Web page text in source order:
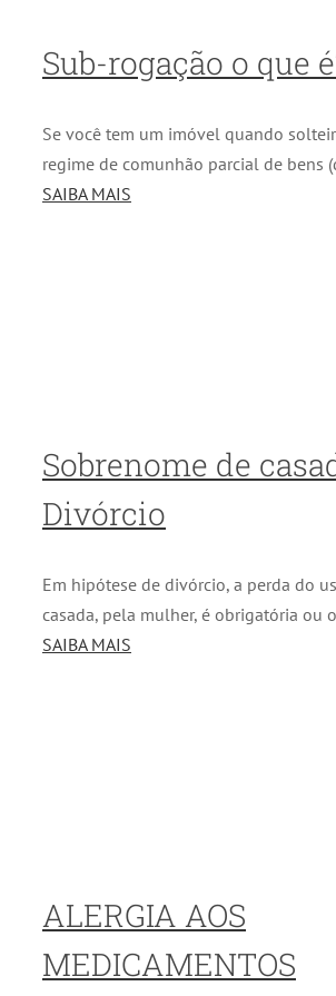
Sub-rogação o que
Se você tem um imóvel quando
regime de comunhão parcial de bens
SAIBA MAIS
Sobrenome de
Divórcio
Em hipótese de divórcio, a perda do
casada, pela mulher, é obrigatória ou
SAIBA MAIS
ALERGIA AOS
MEDICAMENTOS